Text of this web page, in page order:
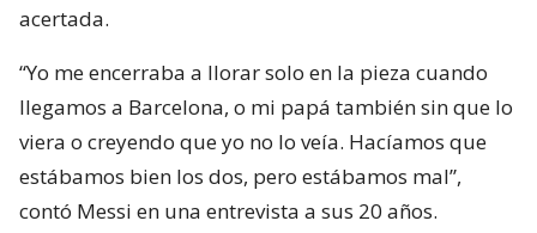
acertada.
“Yo me encerraba a llorar solo en la pieza cuando
llegamos a Barcelona, o mi papá también sin que lo
viera o creyendo que yo no lo veía. Hacíamos que
estábamos bien los dos, pero estábamos mal”,
contó Messi en una entrevista a sus 20 años.